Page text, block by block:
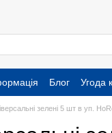
Блог
Угода
зелені 5 шт в уп.